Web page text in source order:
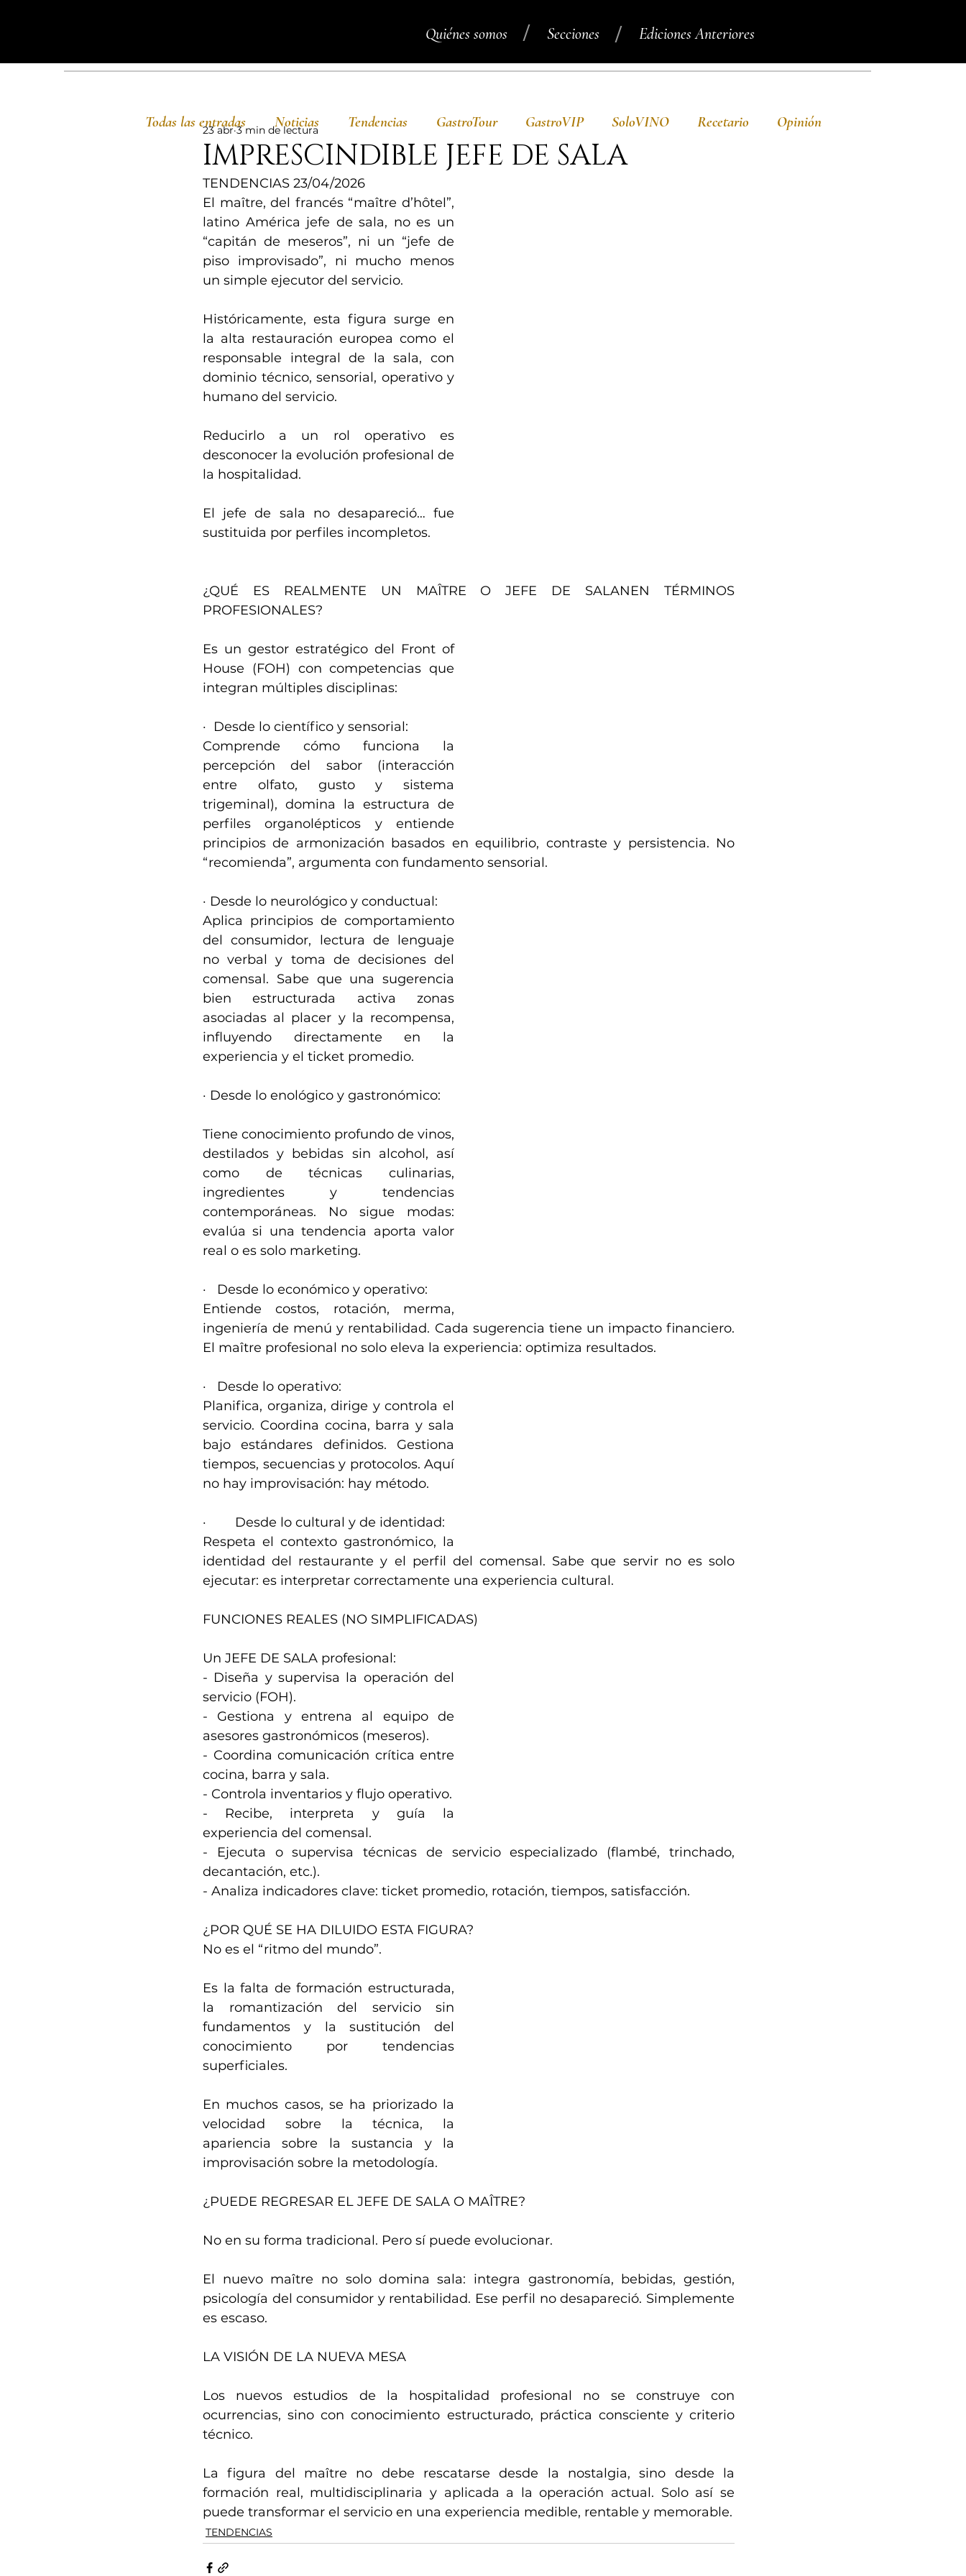
Quiénes somos Secciones Ediciones Anteriores
/ /
IMPRESCINDIBLE JEFE DE SALA
23 abr 3 min de lectura
TENDENCIAS 23/04/2026
El maître, del francés “maître d’hôtel”,
latino América jefe de sala, no es un
“capitán de meseros”, ni un “jefe de
piso improvisado”, ni mucho menos
un simple ejecutor del servicio.
Históricamente, esta figura surge en
la alta restauración europea como el
responsable integral de la sala, con
dominio técnico, sensorial, operativo y
humano del servicio.
Reducirlo a un rol operativo es
desconocer la evolución profesional de
la hospitalidad.
El jefe de sala no desapareció… fue
sustituida por perfiles incompletos.
¿QUÉ ES REALMENTE UN MAÎTRE O JEFE DE SALANEN TÉRMINOS
PROFESIONALES?
Es un gestor estratégico del Front of
House (FOH) con competencias que
integran múltiples disciplinas:
·  Desde lo científico y sensorial:
Comprende cómo funciona la
percepción del sabor (interacción
entre olfato, gusto y sistema
trigeminal), domina la estructura de
perfiles organolépticos y entiende
principios de armonización basados en equilibrio, contraste y persistencia. No
“recomienda”, argumenta con fundamento sensorial.
· Desde lo neurológico y conductual:
Aplica principios de comportamiento
del consumidor, lectura de lenguaje
no verbal y toma de decisiones del
comensal. Sabe que una sugerencia
bien estructurada activa zonas
asociadas al placer y la recompensa,
influyendo directamente en la
experiencia y el ticket promedio.
· Desde lo enológico y gastronómico:
Tiene conocimiento profundo de vinos,
destilados y bebidas sin alcohol, así
como de técnicas culinarias,
ingredientes y tendencias
contemporáneas. No sigue modas:
evalúa si una tendencia aporta valor
real o es solo marketing.
·   Desde lo económico y operativo:
Entiende costos, rotación, merma,
ingeniería de menú y rentabilidad. Cada sugerencia tiene un impacto financiero.
El maître profesional no solo eleva la experiencia: optimiza resultados.
·   Desde lo operativo:
Planifica, organiza, dirige y controla el
servicio. Coordina cocina, barra y sala
bajo estándares definidos. Gestiona
tiempos, secuencias y protocolos. Aquí
no hay improvisación: hay método.
·        Desde lo cultural y de identidad:
Respeta el contexto gastronómico, la
identidad del restaurante y el perfil del comensal. Sabe que servir no es solo
ejecutar: es interpretar correctamente una experiencia cultural.
FUNCIONES REALES (NO SIMPLIFICADAS)
Un JEFE DE SALA profesional:
- Diseña y supervisa la operación del
servicio (FOH).
- Gestiona y entrena al equipo de
asesores gastronómicos (meseros).
- Coordina comunicación crítica entre
cocina, barra y sala.
- Controla inventarios y flujo operativo.
- Recibe, interpreta y guía la
experiencia del comensal.
- Ejecuta o supervisa técnicas de servicio especializado (flambé, trinchado,
decantación, etc.).
- Analiza indicadores clave: ticket promedio, rotación, tiempos, satisfacción.
¿POR QUÉ SE HA DILUIDO ESTA FIGURA?
No es el “ritmo del mundo”.
Es la falta de formación estructurada,
la romantización del servicio sin
fundamentos y la sustitución del
conocimiento por tendencias
superficiales.
En muchos casos, se ha priorizado la
velocidad sobre la técnica, la
apariencia sobre la sustancia y la
improvisación sobre la metodología.
¿PUEDE REGRESAR EL JEFE DE SALA O MAÎTRE?
No en su forma tradicional. Pero sí puede evolucionar.
El nuevo maître no solo domina sala: integra gastronomía, bebidas, gestión,
psicología del consumidor y rentabilidad. Ese perfil no desapareció. Simplemente
es escaso.
LA VISIÓN DE LA NUEVA MESA
Los nuevos estudios de la hospitalidad profesional no se construye con
ocurrencias, sino con conocimiento estructurado, práctica consciente y criterio
técnico.
La figura del maître no debe rescatarse desde la nostalgia, sino desde la
formación real, multidisciplinaria y aplicada a la operación actual. Solo así se
puede transformar el servicio en una experiencia medible, rentable y memorable.
TENDENCIAS
Todas las entradas Noticias Tendencias GastroTour GastroVIP SoloVINO Recetario Opinión